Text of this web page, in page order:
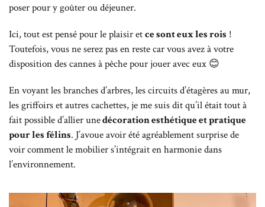
poser pour y goûter ou déjeuner.
Ici, tout est pensé pour le plaisir etce sont eux les rois !
Toutefois, vous ne serez pas en reste car vous avez à votre
disposition des cannes à pêche pour jouer avec eux 😊
En voyant les branches d’arbres, les circuits d’étagères au mur,
les griffoirs et autres cachettes, je me suis dit qu’il était tout à
fait possible d’allier unedécoration esthétique et pratique
pour les félins. J’avoue avoir été agréablement surprise de
voir comment le mobilier s’intégrait en harmonie dans
l’environnement.